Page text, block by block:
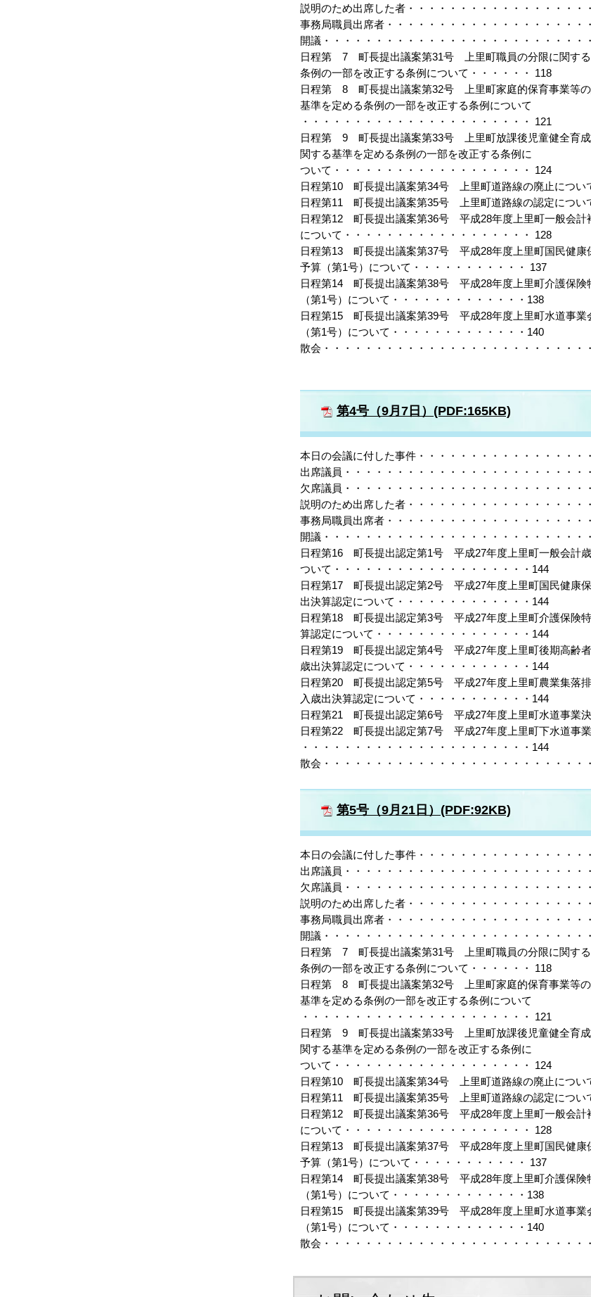
説明のため出席した者・・・・・・・・・・・・・・・・・
事務局職員出席者・・・・・・・・・・・・・・・・・・・
開議・・・・・・・・・・・・・・・・・・・・・・・・・
日程第 7 町長提出議案第31号 上里町職員の分限に関する
条例の一部を改正する条例について・・・・・・ 118
日程第 8 町長提出議案第32号 上里町家庭的保育事業等の
基準を定める条例の一部を改正する条例について
・・・・・・・・・・・・・・・・・・・・・・ 121
日程第 9 町長提出議案第33号 上里町放課後児童健全育成
関する基準を定める条例の一部を改正する条例に
ついて・・・・・・・・・・・・・・・・・・・ 124
日程第10 町長提出議案第34号 上里町道路線の廃止につい
日程第11 町長提出議案第35号 上里町道路線の認定につい
日程第12 町長提出議案第36号 平成28年度上里町一般会計
について・・・・・・・・・・・・・・・・・・ 128
日程第13 町長提出議案第37号 平成28年度上里町国民健康
予算（第1号）について・・・・・・・・・・・ 137
日程第14 町長提出議案第38号 平成28年度上里町介護保険
（第1号）について・・・・・・・・・・・・・138
日程第15 町長提出議案第39号 平成28年度上里町水道事業
（第1号）について・・・・・・・・・・・・・140
散会・・・・・・・・・・・・・・・・・・・・・・・・・
第4号（9月7日）(PDF:165KB)
本日の会議に付した事件・・・・・・・・・・・・・・・・
出席議員・・・・・・・・・・・・・・・・・・・・・・・
欠席議員・・・・・・・・・・・・・・・・・・・・・・・
説明のため出席した者・・・・・・・・・・・・・・・・・
事務局職員出席者・・・・・・・・・・・・・・・・・・・
開議・・・・・・・・・・・・・・・・・・・・・・・・・
日程第16 町長提出認定第1号 平成27年度上里町一般会計
ついて・・・・・・・・・・・・・・・・・・・144
日程第17 町長提出認定第2号 平成27年度上里町国民健康
出決算認定について・・・・・・・・・・・・・144
日程第18 町長提出認定第3号 平成27年度上里町介護保険
算認定について・・・・・・・・・・・・・・・144
日程第19 町長提出認定第4号 平成27年度上里町後期高齢
歳出決算認定について・・・・・・・・・・・・144
日程第20 町長提出認定第5号 平成27年度上里町農業集落
入歳出決算認定について・・・・・・・・・・・144
日程第21 町長提出認定第6号 平成27年度上里町水道事業
日程第22 町長提出認定第7号 平成27年度上里町下水道事
・・・・・・・・・・・・・・・・・・・・・・144
散会・・・・・・・・・・・・・・・・・・・・・・・・・
第5号（9月21日）(PDF:92KB)
本日の会議に付した事件・・・・・・・・・・・・・・・・
出席議員・・・・・・・・・・・・・・・・・・・・・・・
欠席議員・・・・・・・・・・・・・・・・・・・・・・・
説明のため出席した者・・・・・・・・・・・・・・・・・
事務局職員出席者・・・・・・・・・・・・・・・・・・・
開議・・・・・・・・・・・・・・・・・・・・・・・・・
日程第 7 町長提出議案第31号 上里町職員の分限に関する
条例の一部を改正する条例について・・・・・・ 118
日程第 8 町長提出議案第32号 上里町家庭的保育事業等の
基準を定める条例の一部を改正する条例について
・・・・・・・・・・・・・・・・・・・・・・ 121
日程第 9 町長提出議案第33号 上里町放課後児童健全育成
関する基準を定める条例の一部を改正する条例に
ついて・・・・・・・・・・・・・・・・・・・ 124
日程第10 町長提出議案第34号 上里町道路線の廃止につい
日程第11 町長提出議案第35号 上里町道路線の認定につい
日程第12 町長提出議案第36号 平成28年度上里町一般会計
について・・・・・・・・・・・・・・・・・・ 128
日程第13 町長提出議案第37号 平成28年度上里町国民健康
予算（第1号）について・・・・・・・・・・・ 137
日程第14 町長提出議案第38号 平成28年度上里町介護保険
（第1号）について・・・・・・・・・・・・・138
日程第15 町長提出議案第39号 平成28年度上里町水道事業
（第1号）について・・・・・・・・・・・・・140
散会・・・・・・・・・・・・・・・・・・・・・・・・・